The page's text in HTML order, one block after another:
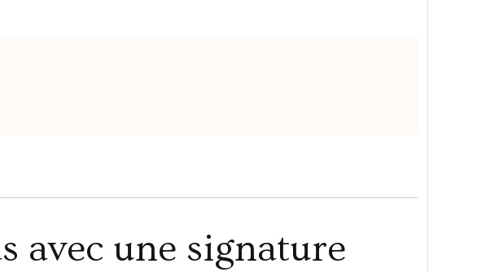
avec une signature